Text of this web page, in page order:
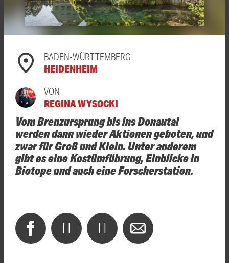
BADEN-WÜRTTEMBERG
HEIDENHEIM
VON
REGINA WYSOCKI
Vom Brenzursprung bis ins Donautal
werden dann wieder Aktionen geboten, und
zwar für Groß und Klein. Unter anderem
gibt es eine Kostümführung, Einblicke in
Biotope und auch eine Forscherstation.